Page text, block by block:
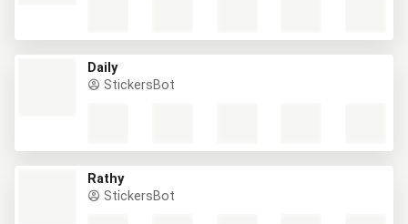
Daily
StickersBot
Rathy
StickersBot